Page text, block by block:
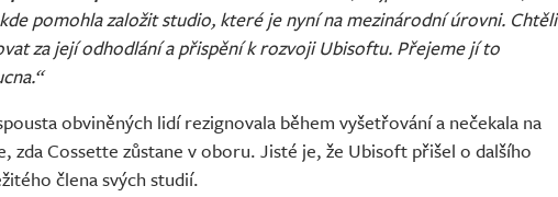
pomohla založit studio, které je nyní na mezinárodní úrovni. Chtěli
za její odhodlání a přispění k rozvoji Ubisoftu. Přejeme jí to
obviněných lidí rezignovala během vyšetřování a nečekala na
zda Cossette zůstane v oboru. Jisté je, že Ubisoft přišel o dalšího
člena svých studií.